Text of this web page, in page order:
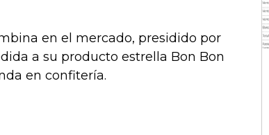
en el mercado, presidido por
a su producto estrella Bon Bon
en confitería.